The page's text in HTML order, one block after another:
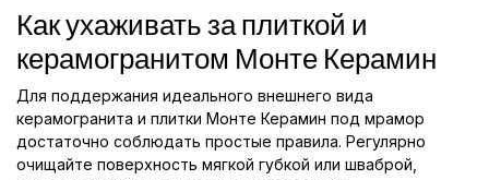
Как ухаживать за плиткой и
керамогранитом Монте Керамин
Для поддержания идеального внешнего вида
керамогранита и плитки Монте Керамин под мрамор
достаточно соблюдать простые правила. Регулярно
очищайте поверхность мягкой губкой или шваброй,